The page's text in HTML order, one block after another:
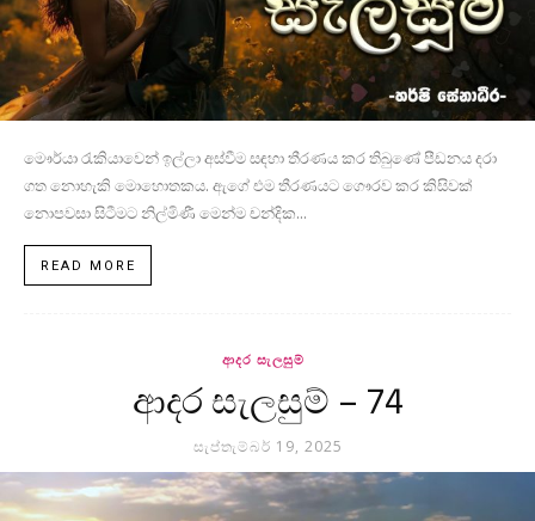
මෞර්යා රැකියාවෙන් ඉල්ලා අස්වීම සඳහා තීරණය කර තිබුණේ පීඩනය දරා
ගත නොහැකි මොහොතකය. ඇගේ එම තීරණයට ගෞරව කර කිසිවක්
නොපවසා සිටීමට නිල්මිණී මෙන්ම චන්දික...
READ MORE
ආදර සැලසුම්
ආදර සැලසුම් – 74
සැප්තැම්බර් 19, 2025